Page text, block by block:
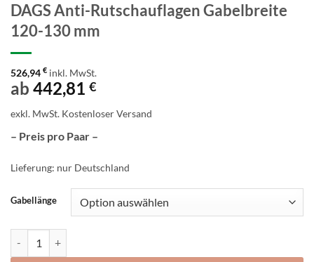
DAGS Anti-Rutschauflagen Gabelbreite
120-130 mm
526,94 € inkl. MwSt.
ab 442,81 €
exkl. MwSt. Kostenloser Versand
– Preis pro Paar –
Lieferung: nur Deutschland
Gabellänge